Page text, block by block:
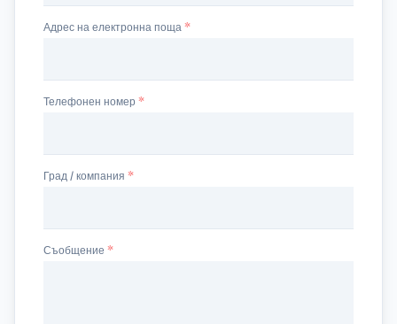
Съобщение
Адрес на електронна поща
Телефонен номер
Град / компания